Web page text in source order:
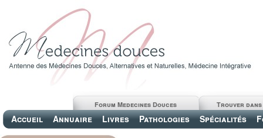
Accueil Annuaire Livres Pathologies Spécialités
Trouver
Forum Medecines Douces